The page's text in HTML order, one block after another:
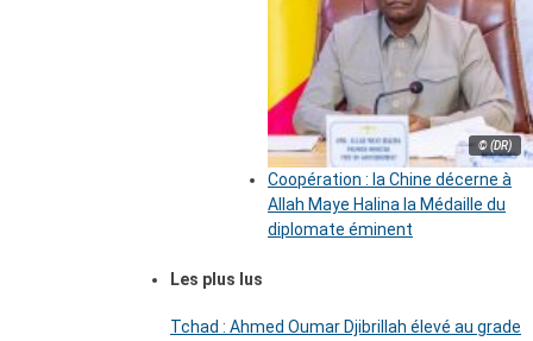
© (DR)
Coopération : la Chine décerne à
Allah Maye Halina la Médaille du
diplomate éminent
Les plus lus
Tchad : Ahmed Oumar Djibrillah élevé au grade